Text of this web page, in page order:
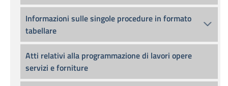
Informazioni sulle singole procedure in formato
tabellare
Atti relativi alla programmazione di lavori opere
servizi e forniture